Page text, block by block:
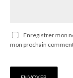
Enregistrer mon
mon prochain